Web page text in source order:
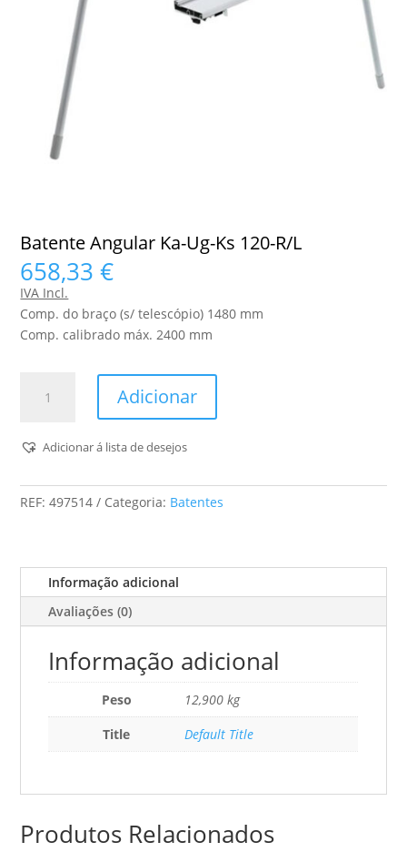
Batente Angular Ka-Ug-Ks 120-R/L
658,33€
IVA Incl.
Comp. do braço (s/ telescópio) 1480 mm
Comp. calibrado máx. 2400 mm
Angular
Ug-
Ks
Adicionar
Adicionar á lista de desejos
REF:497514 Categoria: Batentes
Informação adicional
Avaliações (0)
Informação adicional
Peso
12,900 kg
Title
Default Title
Produtos Relacionados